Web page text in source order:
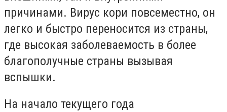
причинами. Вирус кори повсеместно, он
легко и быстро переносится из страны,
где высокая заболеваемость в более
благополучные страны вызывая
вспышки.
На начало текущего года